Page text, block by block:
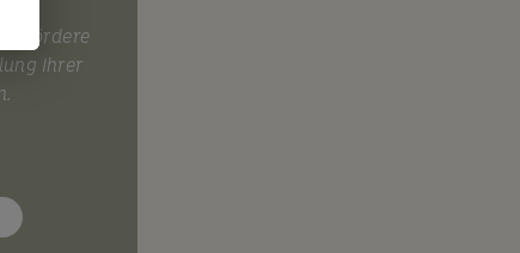
fördere
Ihrer